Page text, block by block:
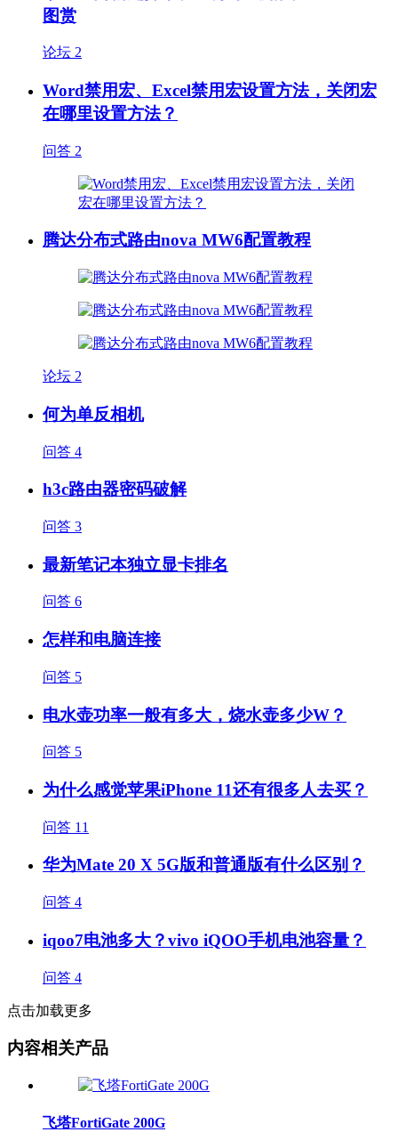
图赏
论坛 2
Word禁用宏、Excel禁用宏设置方法，关闭宏
在哪里设置方法？
问答 2
腾达分布式路由nova MW6配置教程
论坛 2
何为单反相机
问答 4
h3c路由器密码破解
问答 3
最新笔记本独立显卡排名
问答 6
怎样和电脑连接
问答 5
电水壶功率一般有多大，烧水壶多少W？
问答 5
为什么感觉苹果iPhone 11还有很多人去买？
问答 11
华为Mate 20 X 5G版和普通版有什么区别？
问答 4
iqoo7电池多大？vivo iQOO手机电池容量？
问答 4
点击加载更多
内容相关产品
飞塔FortiGate 200G